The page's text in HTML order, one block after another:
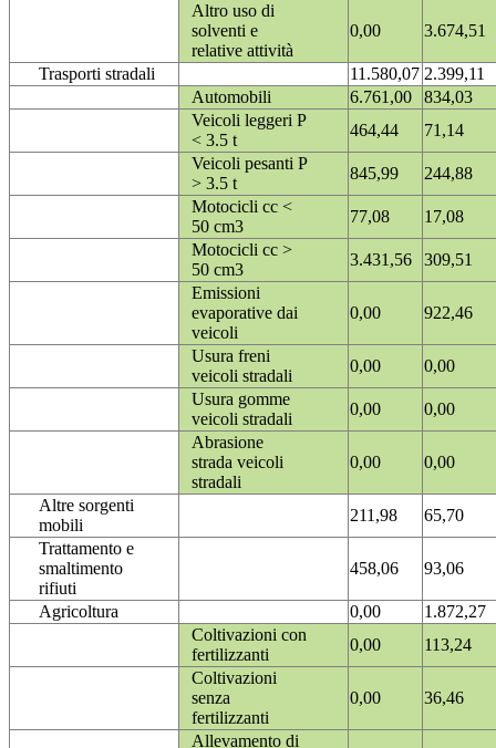
Altro uso di
solventi e
relative attività
0,00 3.674,51
Trasporti stradali 11.580,07 2.399,11
Automobili
6.761,00
834,03
Veicoli leggeri P
< 3.5 t
464,44
71,14
Veicoli pesanti P
> 3.5 t
845,99
244,88
Motocicli cc <
50 cm3
77,08
17,08
Motocicli cc >
50 cm3
3.431,56
309,51
Emissioni
evaporative dai
veicoli
0,00 922,46
Usura freni
veicoli stradali
0,00
0,00
Usura gomme
veicoli stradali
0,00
0,00
Abrasione
strada veicoli
stradali
0,00 0,00
Altre sorgenti
mobili
211,98
65,70
Trattamento e
smaltimento
rifiuti
458,06 93,06
Agricoltura 0,00
1.872,27
Coltivazioni con
fertilizzanti
0,00
113,24
Coltivazioni
senza
fertilizzanti
0,00 36,46
Allevamento di